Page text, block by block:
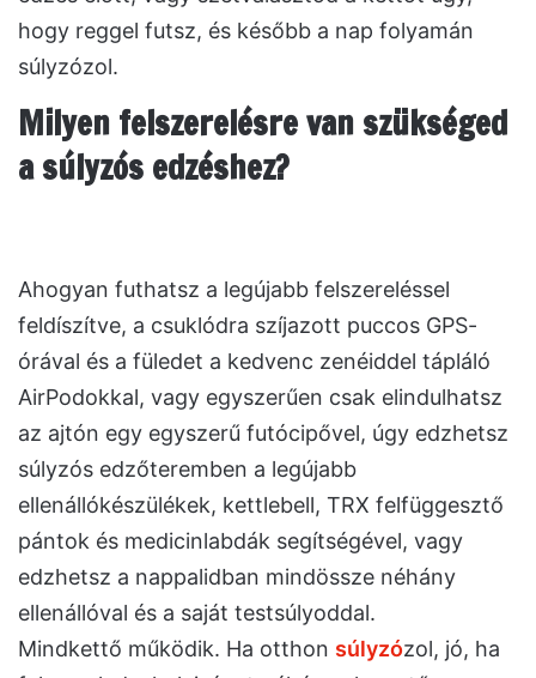
hogy reggel futsz, és később a nap folyamán
súlyzózol.
Milyen felszerelésre van szükséged
a súlyzós edzéshez?
Ahogyan futhatsz a legújabb felszereléssel
feldíszítve, a csuklódra szíjazott puccos GPS-
órával és a füledet a kedvenc zenéiddel tápláló
AirPodokkal, vagy egyszerűen csak elindulhatsz
az ajtón egy egyszerű futócipővel, úgy edzhetsz
súlyzós edzőteremben a legújabb
ellenállókészülékek, kettlebell, TRX felfüggesztő
pántok és medicinlabdák segítségével, vagy
edzhetsz a nappalidban mindössze néhány
ellenállóval és a saját testsúlyoddal.
Mindkettő működik. Ha otthon súlyzózol, jó, ha